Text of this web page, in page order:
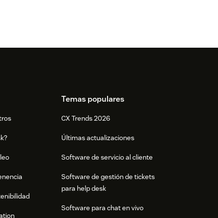
Temas populares
CX Trends 2026
Últimas actualizaciones
Software de servicio al cliente
Software de gestión de tickets
para help desk
Software para chat en vivo